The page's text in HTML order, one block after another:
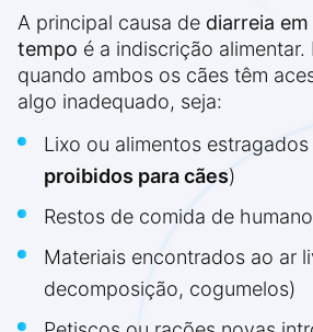
A principal causa de diarreia
tempo é a indiscrição
quando ambos os cães têm
algo inadequado, seja:
Lixo ou alimentos estragados
proibidos para cães)
Restos de comida de
Materiais encontrados ao ar
decomposição, cogumelos)